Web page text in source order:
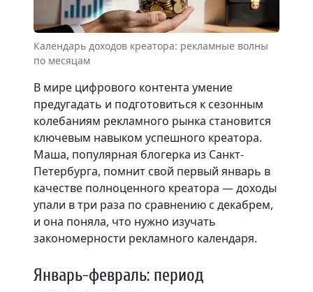
Календарь доходов креатора: рекламные волны
по месяцам
В мире цифрового контента умение
предугадать и подготовиться к сезонным
колебаниям рекламного рынка становится
ключевым навыком успешного креатора.
Маша, популярная блогерка из Санкт-
Петербурга, помнит свой первый январь в
качестве полноценного креатора — доходы
упали в три раза по сравнению с декабрем,
и она поняла, что нужно изучать
закономерности рекламного календаря.
Январь-февраль: период